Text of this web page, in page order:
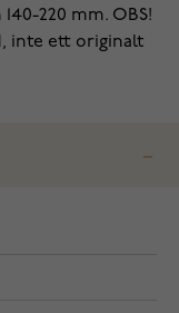
220 mm. OBS!
inte ett originalt